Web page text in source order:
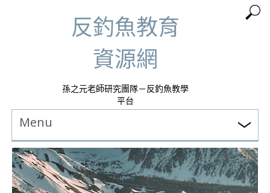
反釣魚教育
資源網
孫之元老師研究團隊－反釣魚教學
平台
Menu